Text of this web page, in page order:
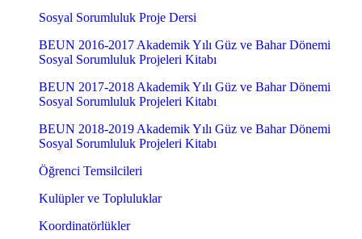
Sosyal Sorumluluk Proje Dersi
BEUN 2016-2017 Akademik Yılı Güz ve Bahar Dönemi
Sosyal Sorumluluk Projeleri Kitabı
BEUN 2017-2018 Akademik Yılı Güz ve Bahar Dönemi
Sosyal Sorumluluk Projeleri Kitabı
BEUN 2018-2019 Akademik Yılı Güz ve Bahar Dönemi
Sosyal Sorumluluk Projeleri Kitabı
Öğrenci Temsilcileri
Kulüpler ve Topluluklar
Koordinatörlükler